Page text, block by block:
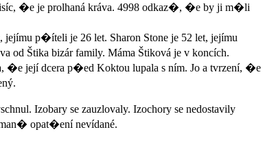
�e je prolhaná kráva. 4998 odkaz�, �e by ji m�li
p�íteli je 26 let. Sharon Stone je 52 let, jejímu
od Štika bizár family. Máma Štiková je v koncích.
�e její dcera p�ed Koktou lupala s ním. Jo a tvrzení, �e
Izobary se zauzlovaly. Izochory se nedostavily
opat�ení nevídané.